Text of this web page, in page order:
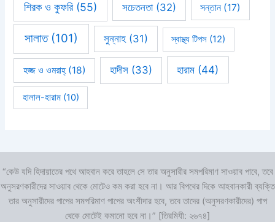
শিরক ও কুফরি(55) সচেতনতা(32) সন্তান(17)
সালাত(101) সুন্নাহ (31) স্বাস্থ্য টিপস (12)
হজ্জ ও ওমরাহ্‌(18) হাদীস(33) হারাম (44)
হালাল-হারাম(10)
“কেউ যদি হিদায়াতের পথে আহবান করে তাহলে সে তার অনুসারীর সমপরিমাণ সাওয়াব পাবে, তবে
অনুসরণকারীদের সাওয়াব থেকে মোটেও কম করা হবে না। আর বিপথের দিকে আহবানকারী ব্যক্তি
তার অনুসারীদের পাপের সমপরিমাণ পাপের অংশীদার হবে, তবে তাদের (অনুসরণকারীদের) পাপ
থেকে মোটেই কমানো হবে না।” [তিরমিযী: ২৬৭৪]